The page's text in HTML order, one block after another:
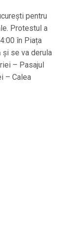
pentru
Protestul a
în Piața
se va derula
– Pasajul
– Calea